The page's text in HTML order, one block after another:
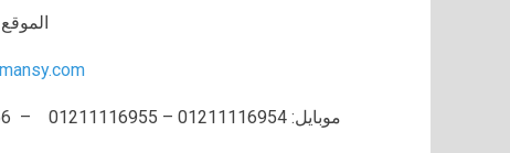
موبايل: 01211116954 – 01211116955 – 01211116956 – 01211116957 – 01211116958